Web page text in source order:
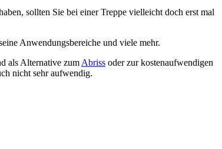
sollten Sie bei einer Treppe vielleicht doch erst mal
Anwendungsbereiche und viele mehr.
als Alternative zumAbriss oder zur kostenaufwendigen
nicht sehr aufwendig.